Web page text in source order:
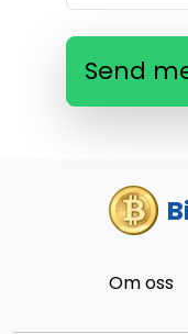
Send
Om oss